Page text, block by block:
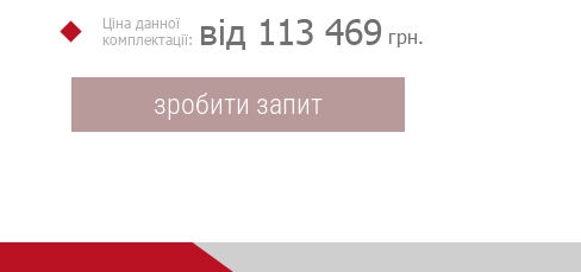
Ціна данної
комплектації: від 113 469 грн.
зробити запит